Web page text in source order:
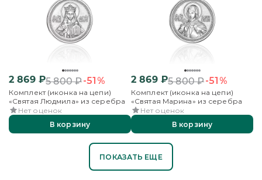
2 869₽5 800₽-51%
Комплект (иконка на цепи)
«Святая Людмила» из серебра
Нет оценок
В корзину
2 869₽5 800₽-51%
Комплект (иконка на цепи)
«Святая Марина» из серебра
Нет оценок
В корзину
ПОКАЗАТЬ ЕЩЕ